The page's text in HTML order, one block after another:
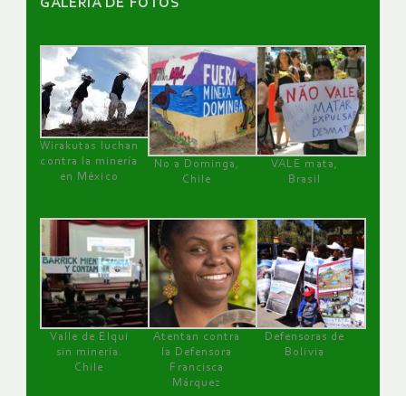
GALERÌA DE FOTOS
Wirakutas luchan
contra la minería
en México
No a Dominga,
Chile
VALE mata,
Brasil
Valle de Elqui
sin minería.
Chile
Atentan contra
la Defensora
Francisca
Márquez
Defensoras de
Bolivia